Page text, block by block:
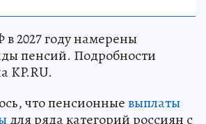
2027 году намерены
пенсий. Подробности
KP.RU.
что пенсионныевыплаты
для ряда категорий россиян с